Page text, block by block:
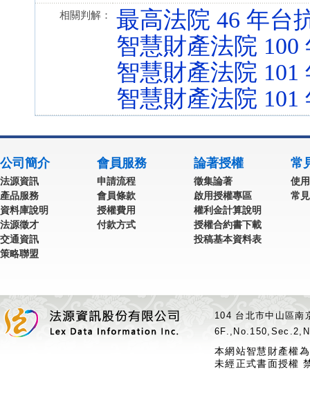
相關判解：
最高法院 46 年台
智慧財產法院 100
智慧財產法院 101
智慧財產法院
公司簡介
法源資訊
產品服務
資料庫說明
法源徵才
交通資訊
策略聯盟
會員服務
申請流程
會員條款
授權費用
付款方式
論著授權
徵集論著
啟用授權專區
權利金計算說明
授權合約書下載
投稿基本資料表
常
使
常
104 台北市中山區
本網站智慧財產權
未經正式書面授權